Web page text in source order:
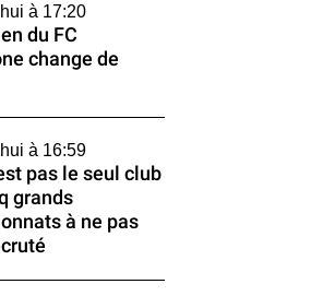
à 17:20
du FC
change de
à 16:59
pas le seul club
grands
à ne pas